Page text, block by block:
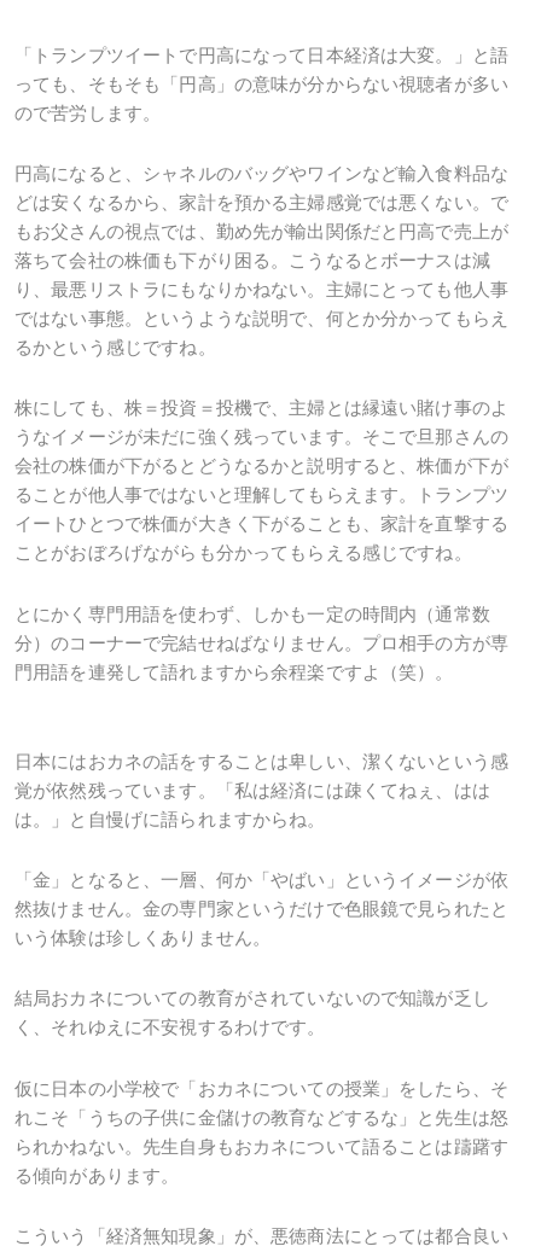
「トランプツイートで円高になって日本経済は大変。」と語
っても、そもそも「円高」の意味が分からない視聴者が多い
ので苦労します。
円高になると、シャネルのバッグやワインなど輸入食料品な
どは安くなるから、家計を預かる主婦感覚では悪くない。で
もお父さんの視点では、勤め先が輸出関係だと円高で売上が
落ちて会社の株価も下がり困る。こうなるとボーナスは減
り、最悪リストラにもなりかねない。主婦にとっても他人事
ではない事態。というような説明で、何とか分かってもらえ
るかという感じですね。
株にしても、株＝投資＝投機で、主婦とは縁遠い賭け事のよ
うなイメージが未だに強く残っています。そこで旦那さんの
会社の株価が下がるとどうなるかと説明すると、株価が下が
ることが他人事ではないと理解してもらえます。トランプツ
イートひとつで株価が大きく下がることも、家計を直撃する
ことがおぼろげながらも分かってもらえる感じですね。
とにかく専門用語を使わず、しかも一定の時間内（通常数
分）のコーナーで完結せねばなりません。プロ相手の方が専
門用語を連発して語れますから余程楽ですよ（笑）。
日本にはおカネの話をすることは卑しい、潔くないという感
覚が依然残っています。「私は経済には疎くてねぇ、はは
は。」と自慢げに語られますからね。
「金」となると、一層、何か「やばい」というイメージが依
然抜けません。金の専門家というだけで色眼鏡で見られたと
いう体験は珍しくありません。
結局おカネについての教育がされていないので知識が乏し
く、それゆえに不安視するわけです。
仮に日本の小学校で「おカネについての授業」をしたら、そ
れこそ「うちの子供に金儲けの教育などするな」と先生は怒
られかねない。先生自身もおカネについて語ることは躊躇す
る傾向があります。
こういう「経済無知現象」が、悪徳商法にとっては都合良い